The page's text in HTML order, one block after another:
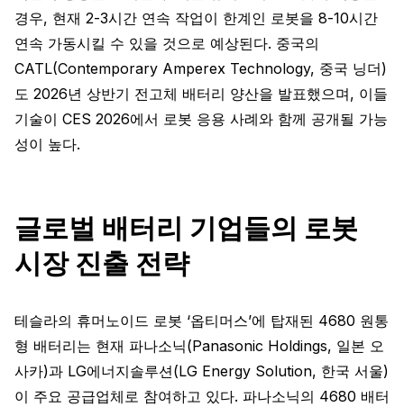
경우, 현재 2-3시간 연속 작업이 한계인 로봇을 8-10시간
연속 가동시킬 수 있을 것으로 예상된다. 중국의
CATL(Contemporary Amperex Technology, 중국 닝더)
도 2026년 상반기 전고체 배터리 양산을 발표했으며, 이들
기술이 CES 2026에서 로봇 응용 사례와 함께 공개될 가능
성이 높다.
글로벌 배터리 기업들의 로봇
시장 진출 전략
테슬라의 휴머노이드 로봇 ‘옵티머스’에 탑재된 4680 원통
형 배터리는 현재 파나소닉(Panasonic Holdings, 일본 오
사카)과 LG에너지솔루션(LG Energy Solution, 한국 서울)
이 주요 공급업체로 참여하고 있다. 파나소닉의 4680 배터